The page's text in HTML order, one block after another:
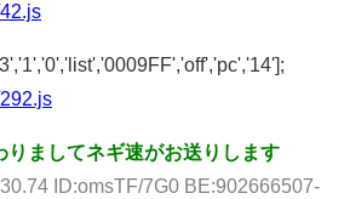
りましてネギ速がお送りします
ID:omsTF/7G0 BE:902666507-